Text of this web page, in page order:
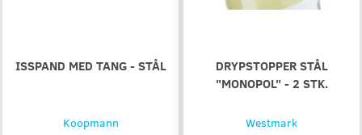
ISSPAND MED TANG - STÅL
Koopmann
DRYPSTOPPER STÅL
"MONOPOL" - 2 STK.
Westmark